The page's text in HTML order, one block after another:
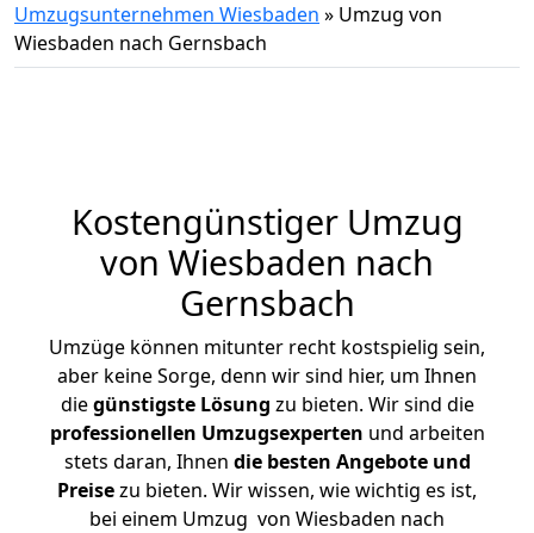
Umzugsunternehmen Wiesbaden » Umzug von
Wiesbaden nach Gernsbach
Kostengünstiger Umzug
von Wiesbaden nach
Gernsbach
Umzüge können mitunter recht kostspielig sein,
aber keine Sorge, denn wir sind hier, um Ihnen
diegünstigste Lösung zu bieten. Wir sind die
professionellen Umzugsexperten und arbeiten
stets daran, Ihnen die besten Angebote und
Preisezu bieten. Wir wissen, wie wichtig es ist,
bei einem Umzug von Wiesbaden nach